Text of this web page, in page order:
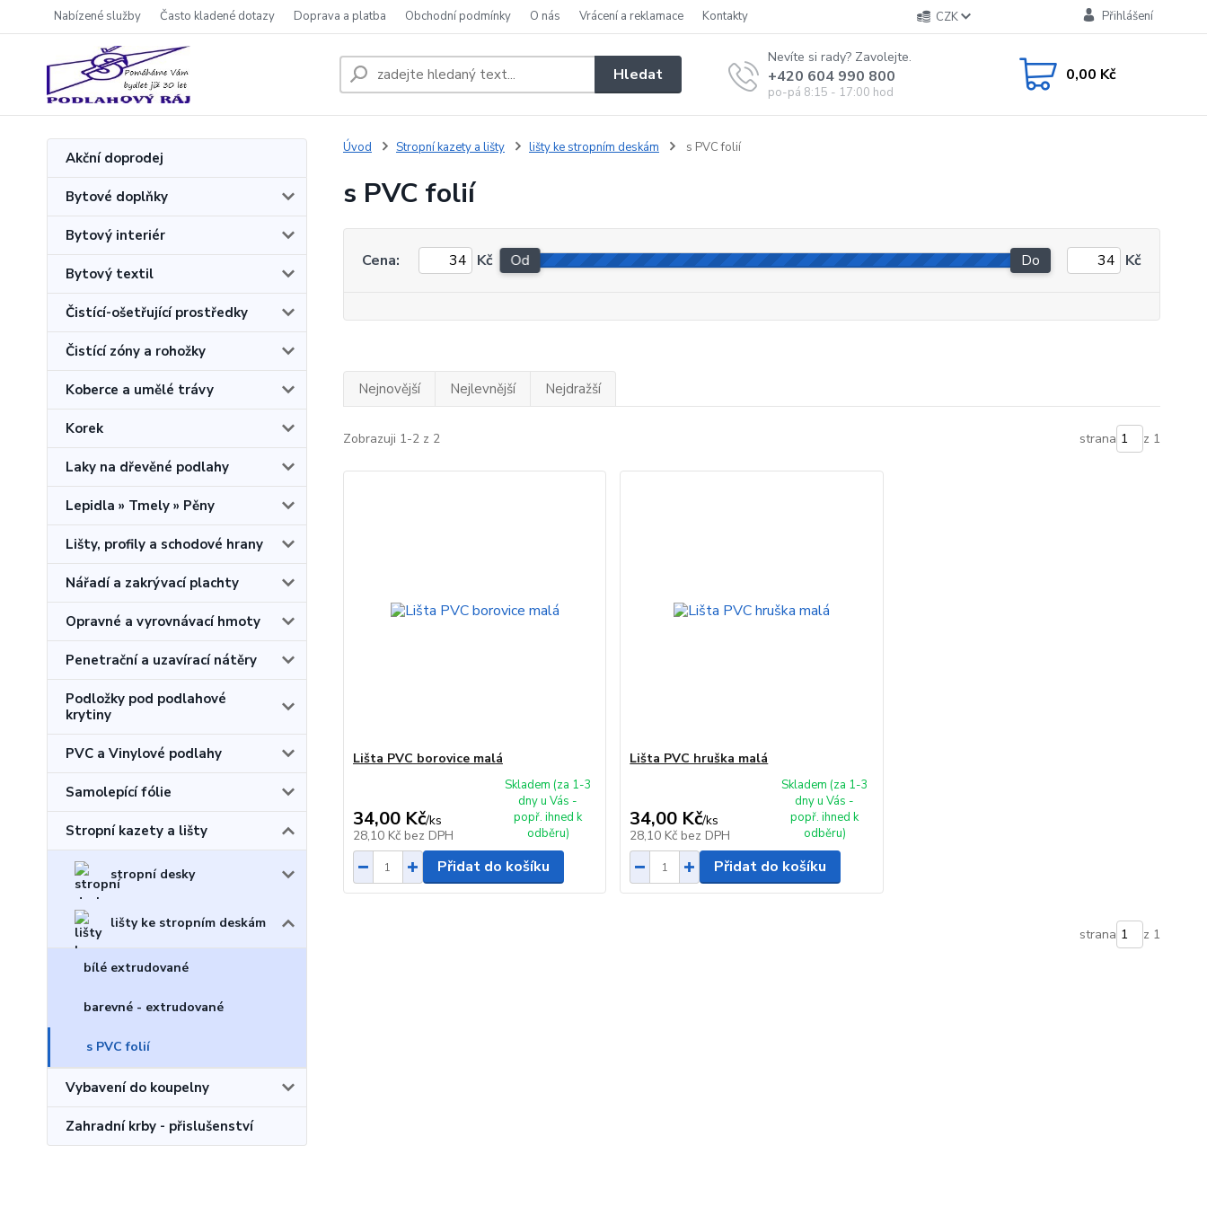
Nabízené služby Často kladené dotazy Doprava a platba Obchodní podmínky O nás Vrácení a reklamace Kontakty CZK Přihlášení
Hledat
Nevíte si rady? Zavolejte.
+420 604 990 800
po-pá 8:15 - 17:00 hod
0,00 Kč
Akční doprodej
Bytové doplňky
Bytový interiér
Bytový textil
Čistící-ošetřující prostředky
Čistící zóny a rohožky
Koberce a umělé trávy
Korek
Laky na dřevěné podlahy
Lepidla » Tmely » Pěny
Lišty, profily a schodové hrany
Nářadí a zakrývací plachty
Opravné a vyrovnávací hmoty
Penetrační a uzavírací nátěry
Podložky pod podlahové
krytiny
PVC a Vinylové podlahy
Samolepící fólie
Stropní kazety a lišty
stropní desky
lišty ke stropním deskám
bílé extrudované
barevné - extrudované
s PVC folií
Vybavení do koupelny
Zahradní krby - přislušenství
Úvod Stropní kazety a lišty lišty ke stropním deskám s PVC folií
s PVC folií
Cena: Kč Od Do Kč
Nejnovější Nejlevnější Nejdražší
Zobrazuji 1-2 z 2 strana z 1
Lišta PVC borovice malá
34,00 Kč/ks
28,10 Kč bez DPH
Skladem (za 1-3
dny u Vás -
popř. ihned k
odběru)
Přidat do košíku
Lišta PVC hruška malá
34,00 Kč/ks
28,10 Kč bez DPH
Skladem (za 1-3
dny u Vás -
popř. ihned k
odběru)
Přidat do košíku
strana z 1